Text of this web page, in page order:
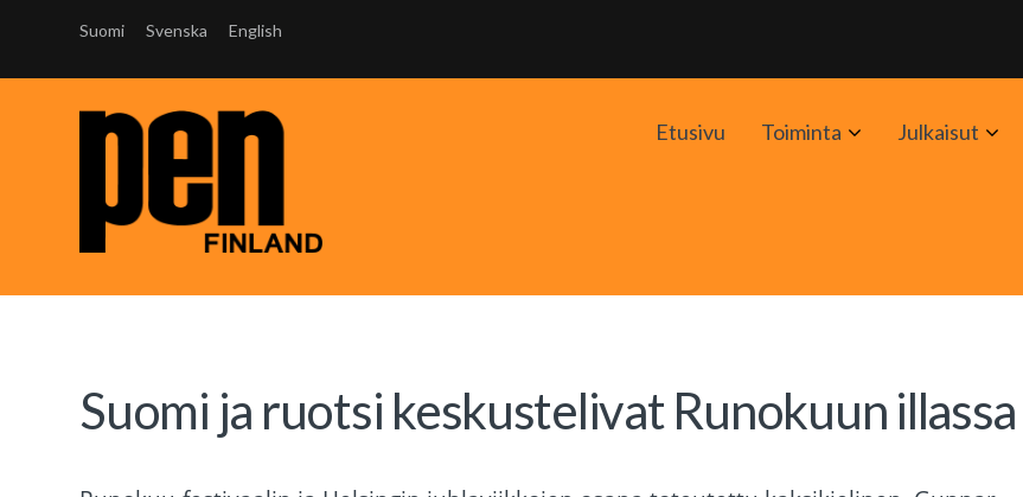
Suomi Svenska English
Etusivu Toiminta AvaaJulkaisut
Suomi ja ruotsi keskustelivat Runokuun illassa